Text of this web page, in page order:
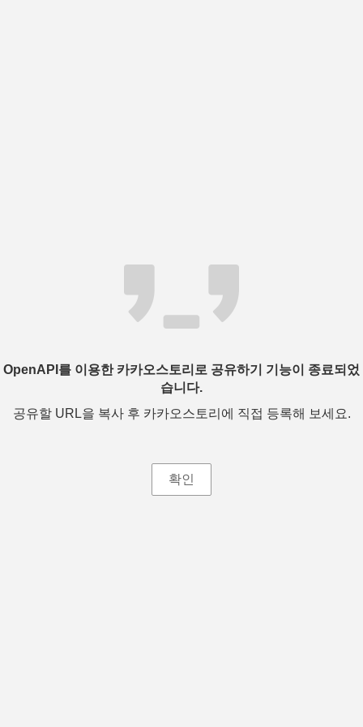
OpenAPI를 이용한 카카오스토리로 공유하기 기능이 종료되었
습니다.
공유할 URL을 복사 후 카카오스토리에 직접 등록해 보세요.
확인